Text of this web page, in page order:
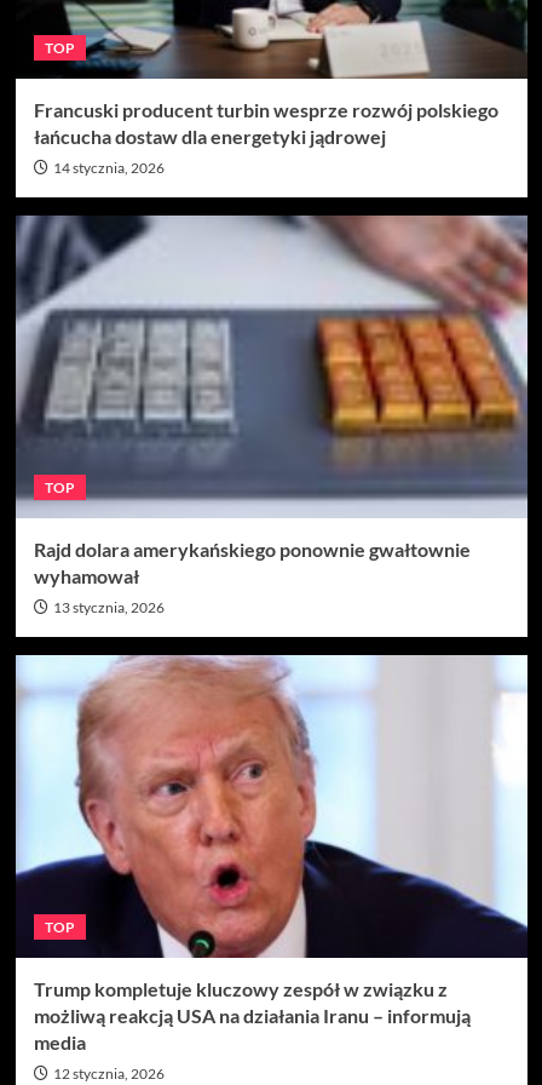
TOP
Francuski producent turbin wesprze rozwój polskiego
łańcucha dostaw dla energetyki jądrowej
14 stycznia, 2026
TOP
Rajd dolara amerykańskiego ponownie gwałtownie
wyhamował
13 stycznia, 2026
TOP
Trump kompletuje kluczowy zespół w związku z
możliwą reakcją USA na działania Iranu – informują
media
12 stycznia, 2026